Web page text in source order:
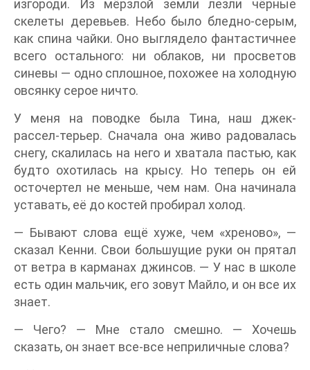
изгороди. Из мёрзлой земли лезли чёрные
скелеты деревьев. Небо было бледно-серым,
как спина чайки. Оно выглядело фантастичнее
всего остального: ни облаков, ни просветов
синевы — одно сплошное, похожее на холодную
овсянку серое ничто.
У меня на поводке была Тина, наш джек-
рассел-терьер. Сначала она живо радовалась
снегу, скалилась на него и хватала пастью, как
будто охотилась на крысу. Но теперь он ей
осточертел не меньше, чем нам. Она начинала
уставать, её до костей пробирал холод.
— Бывают слова ещё хуже, чем «хреново», —
сказал Кенни. Свои большущие руки он прятал
от ветра в карманах джинсов. — У нас в школе
есть один мальчик, его зовут Майло, и он все их
знает.
— Чего? — Мне стало смешно. — Хочешь
сказать, он знает все-все неприличные слова?